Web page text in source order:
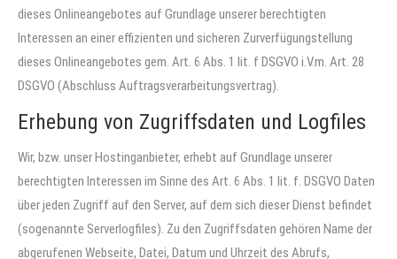
dieses Onlineangebotes auf Grundlage unserer berechtigten
Interessen an einer effizienten und sicheren Zurverfügungstellung
dieses Onlineangebotes gem. Art. 6 Abs. 1 lit. f DSGVO i.V.m. Art. 28
DSGVO (Abschluss Auftragsverarbeitungsvertrag).
Erhebung von Zugriffsdaten und Logfiles
Wir, bzw. unser Hostinganbieter, erhebt auf Grundlage unserer
berechtigten Interessen im Sinne des Art. 6 Abs. 1 lit. f. DSGVO Daten
über jeden Zugriff auf den Server, auf dem sich dieser Dienst befindet
(sogenannte Serverlogfiles). Zu den Zugriffsdaten gehören Name der
abgerufenen Webseite, Datei, Datum und Uhrzeit des Abrufs,